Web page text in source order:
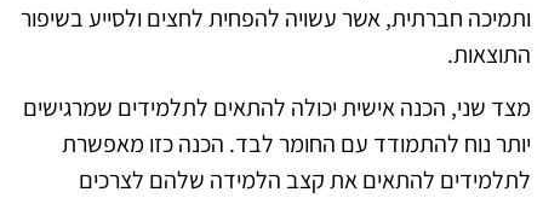
ותמיכה חברתית, אשר עשויה להפחית לחצים ולסייע בשיפור
התוצאות.
מצד שני, הכנה אישית יכולה להתאים לתלמידים שמרגישים
יותר נוח להתמודד עם החומר לבד. הכנה כזו מאפשרת
לתלמידים להתאים את קצב הלמידה שלהם לצרכים